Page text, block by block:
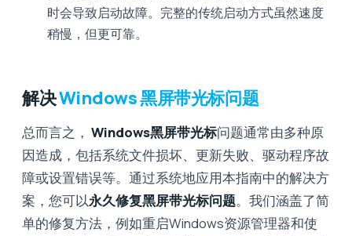
时会导致启动故障。完整的传统启动方式虽然速度
稍慢，但更可靠。
解决Windows 黑屏带光标问题
总而言之， Windows黑屏带光标问题通常由多种原
因造成，包括系统文件损坏、更新失败、驱动程序故
障或设置错误等。通过系统地应用本指南中的解决方
案，您可以永久修复黑屏带光标问题。我们涵盖了简
单的修复方法，例如重启Windows资源管理器和使